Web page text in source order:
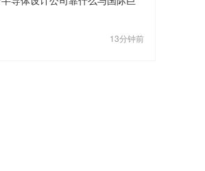
13分钟前